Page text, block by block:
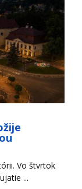
Vo štvrtok
...